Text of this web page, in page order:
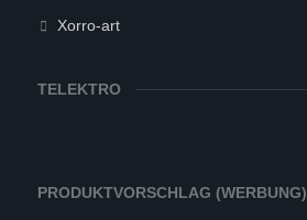
Xorro-art
TELEKTRO
PRODUKTVORSCHLAG (WERBUNG)